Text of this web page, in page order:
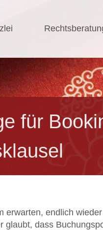
für
erwarten, endlich
glaubt, dass